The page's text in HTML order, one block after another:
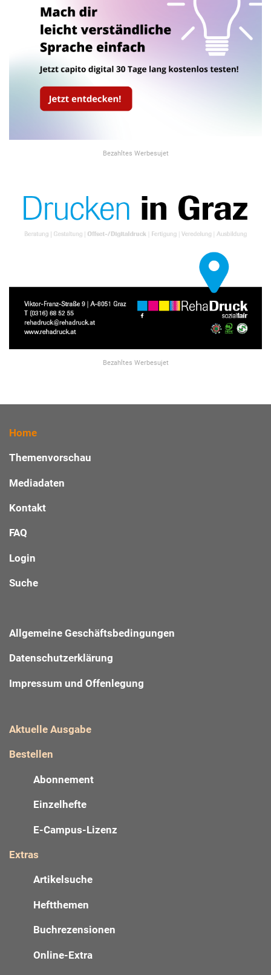
Bezahltes Werbesujet
Bezahltes Werbesujet
Home
Themenvorschau
Mediadaten
Kontakt
FAQ
Login
Suche
Allgemeine Geschäftsbedingungen
Datenschutzerklärung
Impressum und Offenlegung
Aktuelle Ausgabe
Bestellen
Abonnement
Einzelhefte
E-Campus-Lizenz
Extras
Artikelsuche
Heftthemen
Buchrezensionen
Online-Extra